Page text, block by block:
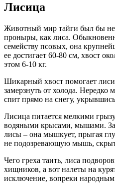
Лисица
Животный мир тайги был бы
проныры, как лиса.
семейству псовых, она
ее достигает 60-80 см, хвост
этом 6-10 кг.
Шикарный хвост помогает
замерзнуть от холода. Нередко
спит прямо на снегу,
Лисица питается мелкими
водяными крысами, мышами.
лисы – она мышкует, прыгая
не подозревающую мышь,
Чего греха таить, лиса
хищников, а вот налеты на
исключение, вопреки народным